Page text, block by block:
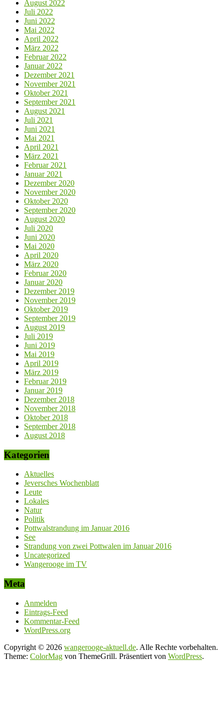
August 2022
Juli 2022
Juni 2022
Mai 2022
April 2022
März 2022
Februar 2022
Januar 2022
Dezember 2021
November 2021
Oktober 2021
September 2021
August 2021
Juli 2021
Juni 2021
Mai 2021
April 2021
März 2021
Februar 2021
Januar 2021
Dezember 2020
November 2020
Oktober 2020
September 2020
August 2020
Juli 2020
Juni 2020
Mai 2020
April 2020
März 2020
Februar 2020
Januar 2020
Dezember 2019
November 2019
Oktober 2019
September 2019
August 2019
Juli 2019
Juni 2019
Mai 2019
April 2019
März 2019
Februar 2019
Januar 2019
Dezember 2018
November 2018
Oktober 2018
September 2018
August 2018
Kategorien
Aktuelles
Jeversches Wochenblatt
Leute
Lokales
Natur
Politik
Pottwalstrandung im Januar 2016
See
Strandung von zwei Pottwalen im Januar 2016
Uncategorized
Wangerooge im TV
Meta
Anmelden
Eintrags-Feed
Kommentar-Feed
WordPress.org
Copyright © 2026 wangerooge-aktuell.de. Alle Rechte vorbehalten.
Theme: ColorMag von ThemeGrill. Präsentiert von WordPress.